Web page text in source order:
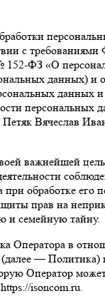
с требованиями
152-ФЗ «О
данных) и
данных
персональных
Вячеслав
важнейшей
при обработке его
прав на
и семейную тайну.
Оператора в
— Политика)
Оператор
isoncom.ru.